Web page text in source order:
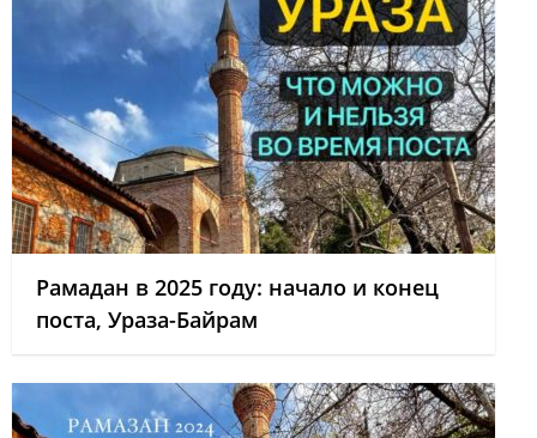
Рамадан в 2025 году: начало и конец
поста, Ураза-Байрам